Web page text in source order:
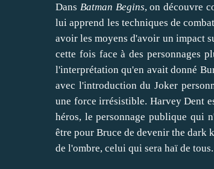
Dans Batman Begins, on découvre
lui apprend les techniques de
avoir les moyens d'avoir un impact
cette fois face à des personnages
l'interprétation qu'en avait donné
avec l'introduction du Joker
une force irrésistible. Harvey Dent
héros, le personnage publique qui
être pour Bruce de devenir the
de l'ombre, celui qui sera haï de tous.